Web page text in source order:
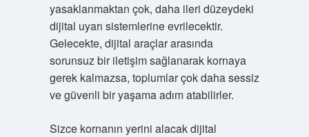
yasaklanmaktan çok, daha ileri düzeydeki
dijital uyarı sistemlerine evrilecektir.
Gelecekte, dijital araçlar arasında
sorunsuz bir iletişim sağlanarak kornaya
gerek kalmazsa, toplumlar çok daha sessiz
ve güvenli bir yaşama adım atabilirler.
Sizce kornanın yerini alacak dijital